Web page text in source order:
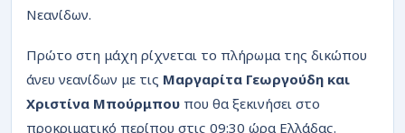
Νεανίδων.
Πρώτο στη μάχη ρίχνεται το πλήρωμα της δικώπου
άνευ νεανίδων με τις Μαργαρίτα Γεωργούδη και
Χριστίνα Μπούρμπου που θα ξεκινήσει στο
προκριματικό περίπου στις 09:30 ώρα Ελλάδας.